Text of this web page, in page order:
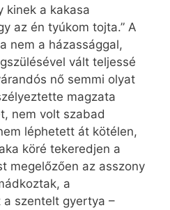
kinek a kakasa
az én tyúkom tojta.” A
nem a házassággal,
vált teljessé
nő semmi olyat
magzata
nem volt szabad
léphetett át kötélen,
köré tekeredjen a
megelőzően az asszony
a
szentelt gyertya –